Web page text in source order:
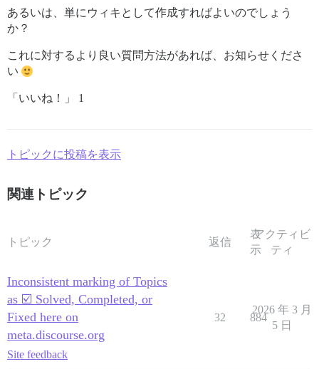
あるいは、単にウィキとして作成すればよいのでしょう
か？
これに対するより良い質問方法があれば、お知らせくださ
い
「いいね！」 1
トピックに投稿を表示
関連トピック
トピック 返信
表
示
アクティビ
ティ
Inconsistent marking of Topics
as ☑️ Solved, Completed, or
Fixed here on
meta.discourse.org
Site feedback
32 884
2026 年 3 月
5 日